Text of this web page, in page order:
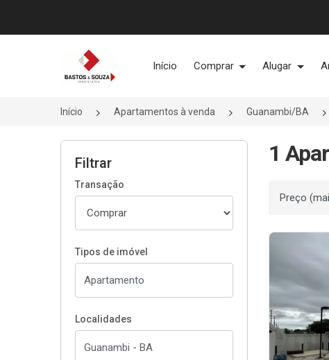
Página inicial
Início Comprar Alugar
Início Apartamentos à venda Guanambi/BA
Filtrar
Transação
Tipos de imóvel
Localidades
1
Ordenar por